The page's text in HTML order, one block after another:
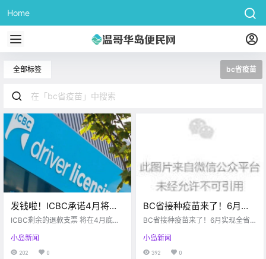
Home
全部标签 bc省疫苗
发钱啦！ICBC承诺4月将发
完退款支票！周末岛上多所
ICBC剩余的退款支票 将在4月底前
ICBC最新宣布 他们将在4月底之前
寄出剩下所有和疫情相关的退款支
小岛新闻
202 0
BC省接种疫苗来了！6月实
现全省普打！本周六后可预
BC省接种疫苗来了！6月实现全省
时间表
小岛新闻
392 0